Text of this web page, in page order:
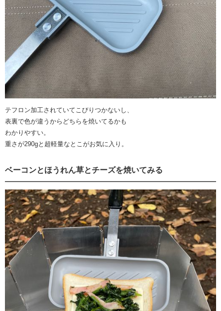
テフロン加工されていてこびりつかないし、
表裏で色が違うからどちらを焼いてるかも
わかりやすい。
重さが290gと超軽量なとこがお気に入り。
ベーコンとほうれん草とチーズを焼いてみる